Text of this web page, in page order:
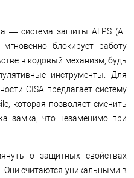
— система защиты ALPS (All
блокирует работу
в кодовый механизм, будь
инструменты. Для
CISA предлагает систему
которая позволяет сменить
замка, что незаменимо при
о защитных свойствах
Они считаются уникальными в